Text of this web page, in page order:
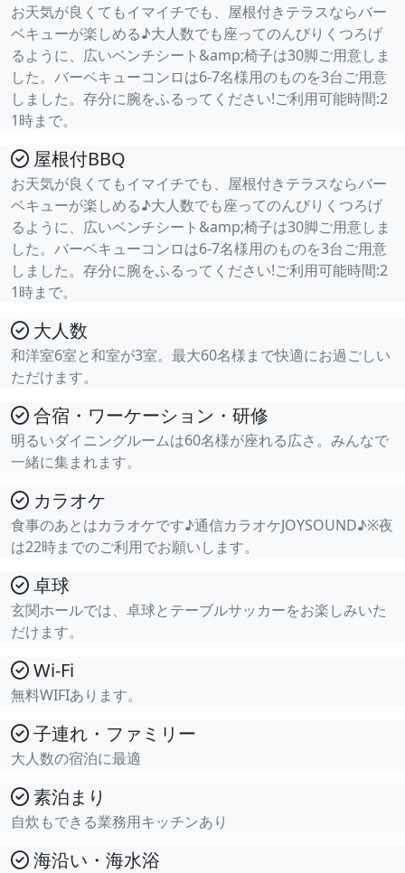
お天気が良くてもイマイチでも、屋根付きテラスならバー
ベキューが楽しめる♪大人数でも座ってのんびりくつろげ
るように、広いベンチシート&amp;椅子は30脚ご用意しま
した。バーベキューコンロは6-7名様用のものを3台ご用意
しました。存分に腕をふるってください!ご利用可能時間:2
1時まで。
屋根付BBQ
お天気が良くてもイマイチでも、屋根付きテラスならバー
ベキューが楽しめる♪大人数でも座ってのんびりくつろげ
るように、広いベンチシート&amp;椅子は30脚ご用意しま
した。バーベキューコンロは6-7名様用のものを3台ご用意
しました。存分に腕をふるってください!ご利用可能時間:2
1時まで。
大人数
和洋室6室と和室が3室。最大60名様まで快適にお過ごしい
ただけます。
合宿・ワーケーション・研修
明るいダイニングルームは60名様が座れる広さ。みんなで
一緒に集まれます。
カラオケ
食事のあとはカラオケです♪通信カラオケJOYSOUND♪※夜
は22時までのご利用でお願いします。
卓球
玄関ホールでは、卓球とテーブルサッカーをお楽しみいた
だけます。
Wi-Fi
無料WIFIあります。
子連れ・ファミリー
大人数の宿泊に最適
素泊まり
自炊もできる業務用キッチンあり
海沿い・海水浴